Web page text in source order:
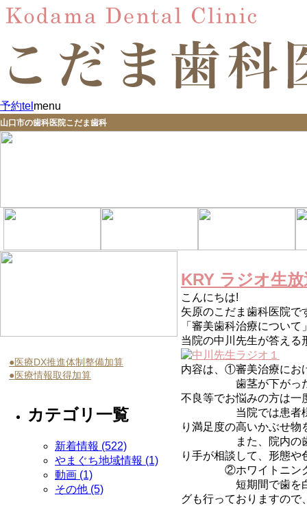
予約tel menu
山口市の歯科医院こだま歯科
KRY ラジオ生
こんにちは!
矢原のこだま歯科医院で
「審美歯科治療につい
当院の中川先生が答える
内容は、①審美治療にお
歯茎が下がったこと
不良等でお悩みの方は一
当院では患者様のご
り満足度の高いかぶせ
また、院内の歯科技
り手が相談して、形態
②ホワイトニング
短期間で歯を白くす
グも行っておりますので
●医療DX推進体制整備加算
●医療情報取得加算
カテゴリ一覧
新着情報 (522)
やまぐち地域情報 (1)
動画 (1)
その他 (5)